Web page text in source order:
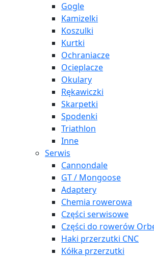
Gogle
Kamizelki
Koszulki
Kurtki
Ochraniacze
Ocieplacze
Okulary
Rękawiczki
Skarpetki
Spodenki
Triathlon
Inne
Serwis
Cannondale
GT / Mongoose
Adaptery
Chemia rowerowa
Części serwisowe
Części do rowerów
Haki przerzutki CNC
Kółka przerzutki